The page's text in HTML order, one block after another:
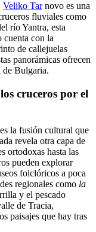
Veliko Tarnovo es una
fluviales como
río Yantra, esta
cuenta con la
de callejuelas
panorámicas ofrecen
de Bulgaria.
cruceros por el
la fusión cultural que
revela otra capa de
ortodoxas hasta las
pueden explorar
folclóricos a poca
regionales como la
y el pescado
de Tracia,
paisajes que hay tras